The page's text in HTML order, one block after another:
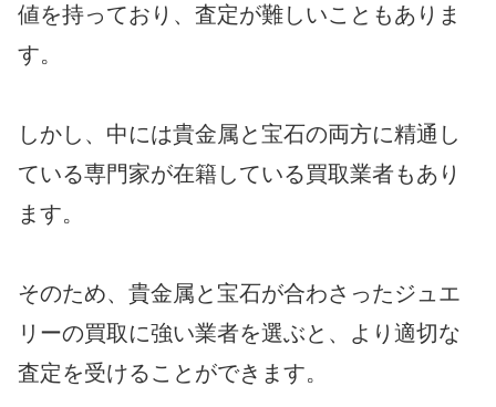
値を持っており、査定が難しいこともありま
す。
しかし、中には貴金属と宝石の両方に精通し
ている専門家が在籍している買取業者もあり
ます。
そのため、貴金属と宝石が合わさったジュエ
リーの買取に強い業者を選ぶと、より適切な
査定を受けることができます。